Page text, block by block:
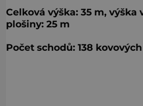
Celková výška: 35 m, výška
plošiny: 25 m
Počet schodů: 138